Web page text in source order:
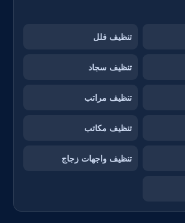
تنظيف فلل
تنظيف سجاد
تنظيف مراتب
تنظيف مكاتب
تنظيف واجهات زجاج